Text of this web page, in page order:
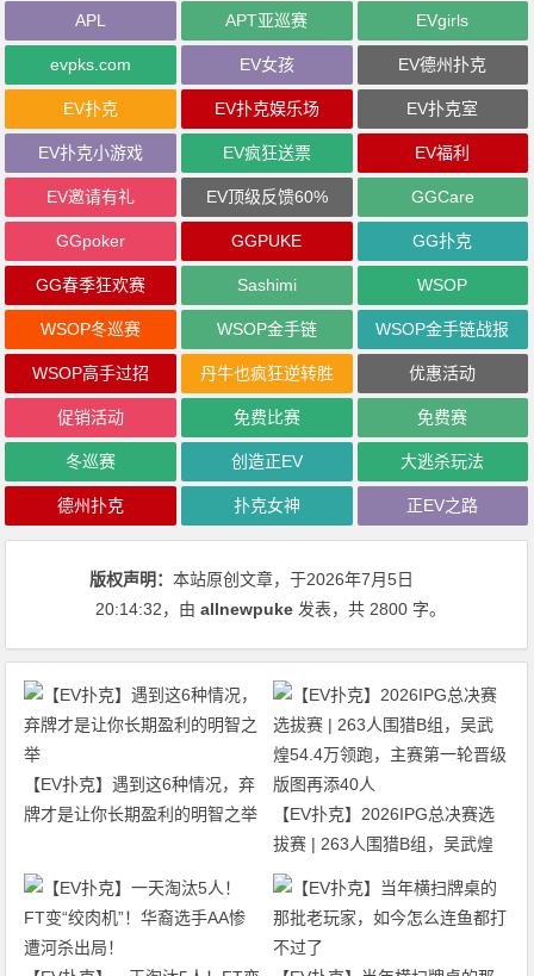
APL APT亚巡赛 EVgirls
evpks.com EV女孩 EV德州扑克
EV扑克 EV扑克娱乐场 EV扑克室
EV扑克小游戏 EV疯狂送票 EV福利
EV邀请有礼 EV顶级反馈60% GGCare
GGpoker GGPUKE GG扑克
GG春季狂欢赛 Sashimi WSOP
WSOP冬巡赛 WSOP金手链 WSOP金手链战报
WSOP高手过招 丹牛也疯狂逆转胜 优惠活动
促销活动 免费比赛 免费赛
冬巡赛 创造正EV 大逃杀玩法
德州扑克 扑克女神 正EV之路
版权声明：本站原创文章，于2026年7月5日
20:14:32，由allnewpuke 发表，共 2800 字。
【EV扑克】遇到这6种情况，弃
牌才是让你长期盈利的明智之举
【EV扑克】2026IPG总决赛选
拔赛 | 263人围猎B组，吴武煌
54.4万领跑，主赛第一轮晋级版